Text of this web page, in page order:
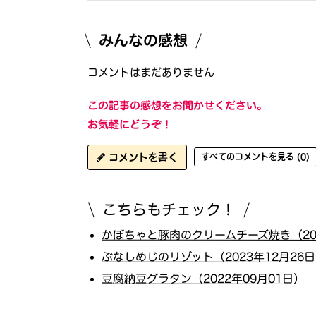
みんなの感想
コメントはまだありません
この記事の感想をお聞かせください。
お気軽にどうぞ！
コメントを書く すべてのコメントを見る (0)
こちらもチェック！
かぼちゃと豚肉のクリームチーズ焼き（
ぶなしめじのリゾット（2023年12月26日
豆腐納豆グラタン（2022年09月01日）